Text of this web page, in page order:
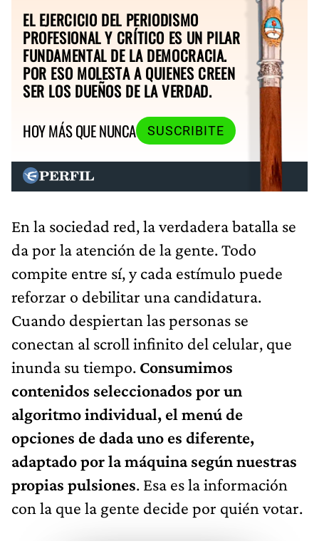
EL EJERCICIO DEL PERIODISMO
PROFESIONAL Y CRÍTICO ES UN PILAR
FUNDAMENTAL DE LA DEMOCRACIA.
POR ESO MOLESTA A QUIENES CREEN
SER LOS DUEÑOS DE LA VERDAD.
HOY MÁS QUE NUNCA
SUSCRIBITE
En la sociedad red, la verdadera batalla se
da por la atención de la gente. Todo
compite entre sí, y cada estímulo puede
reforzar o debilitar una candidatura.
Cuando despiertan las personas se
conectan al scroll infinito del celular, que
inunda su tiempo. Consumimos
contenidos seleccionados por un
algoritmo individual, el menú de
opciones de dada uno es diferente,
adaptado por la máquina según nuestras
propias pulsiones. Esa es la información
con la que la gente decide por quién votar.